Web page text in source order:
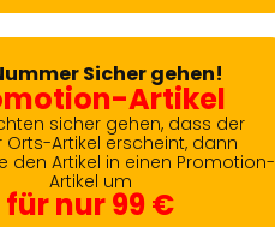
Sicher gehen!
Artikel
sicher gehen, dass der
Orts-Artikel erscheint, dann
den Artikel in einen Promotion-
Artikel um
für nur 99 €